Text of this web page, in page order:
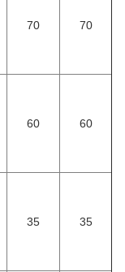
70 70
60 60
35 35